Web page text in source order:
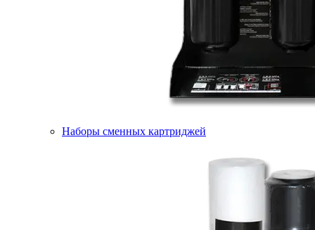
Наборы сменных картриджей